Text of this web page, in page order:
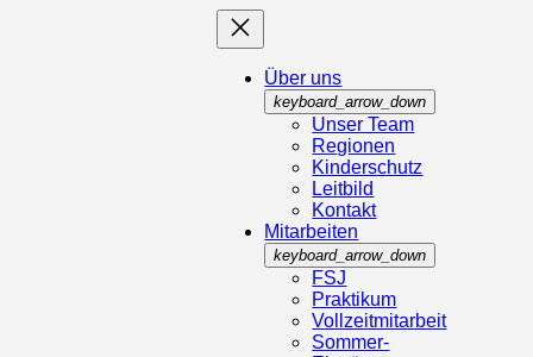
Über uns
keyboard_arrow_down
Unser Team
Regionen
Kinderschutz
Leitbild
Kontakt
Mitarbeiten
keyboard_arrow_down
FSJ
Praktikum
Vollzeitmitarbeit
Sommer-